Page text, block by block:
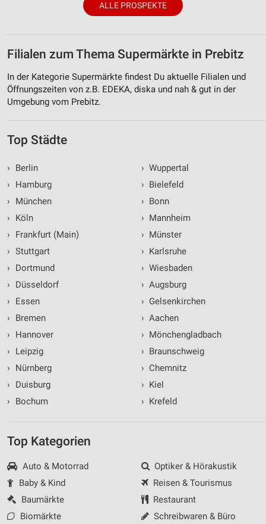
ALLE PROSPEKTE
Filialen zum Thema Supermärkte in Prebitz
In der Kategorie Supermärkte findest Du aktuelle Filialen und
Öffnungszeiten von z.B. EDEKA, diska und nah & gut in der
Umgebung vom Prebitz.
Top Städte
›
Berlin
›
Hamburg
›
München
›
Köln
›
Frankfurt (Main)
› Stuttgart
›
Dortmund
›
Düsseldorf
›
Essen
›
Bremen
›
Hannover
›
Leipzig
›
Nürnberg
›
Duisburg
›
Bochum
› Wuppertal
› Bielefeld
› Bonn
› Mannheim
› Münster
› Karlsruhe
› Wiesbaden
› Augsburg
› Gelsenkirchen
› Aachen
› Mönchengladbach
› Braunschweig
› Chemnitz
› Kiel
› Krefeld
Top Kategorien
Auto & Motorrad
Baby & Kind
Baumärkte
Biomärkte
Optiker & Hörakustik
Reisen & Tourismus
Restaurant
Schreibwaren & Büro